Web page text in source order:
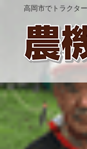
高岡市でトラクタ